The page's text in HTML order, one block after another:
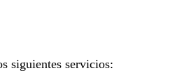
siguientes servicios: